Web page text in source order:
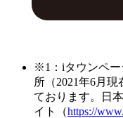
※1：iタウンペー
所（2021年6月
ております。日
イト（https://